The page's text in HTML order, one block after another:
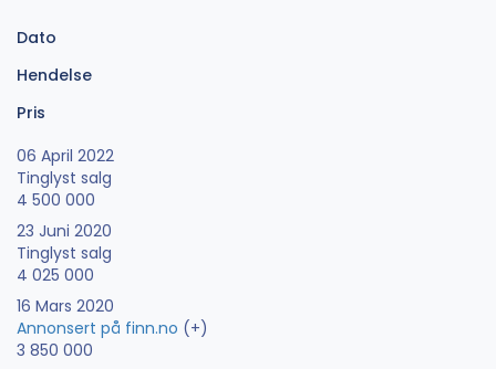
Dato
Hendelse
Pris
06 April 2022
Tinglyst salg
4 500 000
23 Juni 2020
Tinglyst salg
4 025 000
16 Mars 2020
Annonsert på finn.no (+)
3 850 000